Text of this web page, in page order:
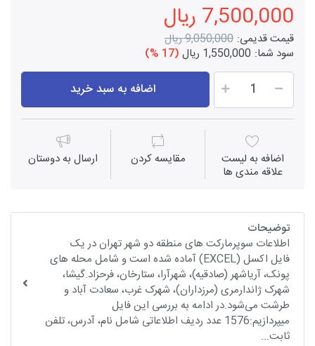
7,500,000 ریال
قیمت قدیمی: 9,050,000 ریال
سود شما: 1,550,000 ریال (17 %)
اضافه به سبد خرید
اضافه به لیست
علاقه مندی ها
مقايسه كردن ارسال به دوستان
توضیحات
اطلاعات سوپرمارکت های منطقه دو شهر تهران در یک
فایل اکسل (EXCEL) آماده شده است و شامل محله های
پونک، آریاشهر (صادقیه)، شهرآرا، ستارخان، فرحزاد.گیشا،
شهرک ژاندارمری (مرزداران)، شهرک غرب، سعادت آباد و
طرشت می‌شود.در ادامه به بررسی این فایل
میپردازیم:1576 عدد ردیف اطلاعاتی شامل نام، آدرس، تلفن
ثابت...